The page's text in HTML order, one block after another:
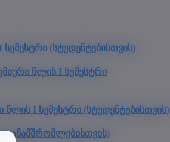
(სტუდენტებისთვის)
წლის I სემესტრი
წლის I სემესტრი (სტუდენტებისთვის)
(თანამშრომლებისთვის)